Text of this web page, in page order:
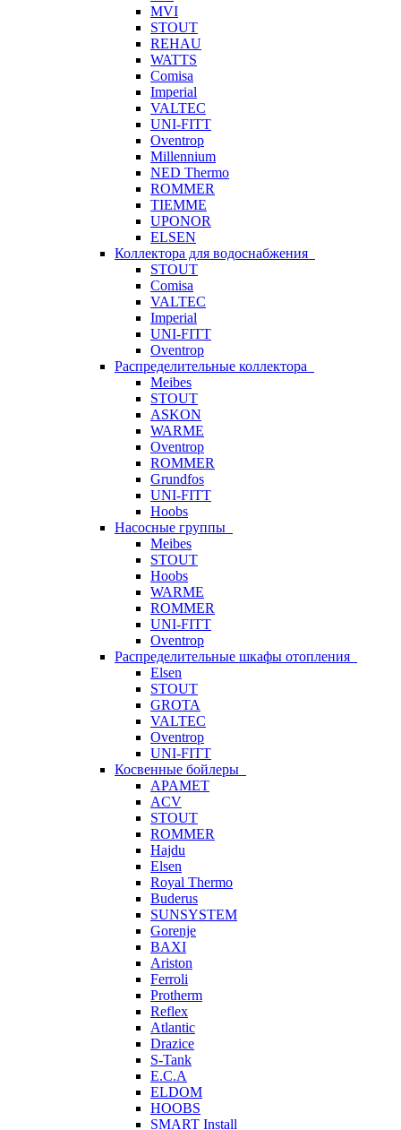
MVI
STOUT
REHAU
WATTS
Comisa
Imperial
VALTEC
UNI-FITT
Oventrop
Millennium
NED Thermo
ROMMER
TIEMME
UPONOR
ELSEN
Коллектора для водоснабжения
STOUT
Comisa
VALTEC
Imperial
UNI-FITT
Oventrop
Распределительные коллектора
Meibes
STOUT
ASKON
WARME
Oventrop
ROMMER
Grundfos
UNI-FITT
Hoobs
Насосные группы
Meibes
STOUT
Hoobs
WARME
ROMMER
UNI-FITT
Oventrop
Распределительные шкафы отопления
Elsen
STOUT
GROTA
VALTEC
Oventrop
UNI-FITT
Косвенные бойлеры
APAMET
ACV
STOUT
ROMMER
Hajdu
Elsen
Royal Thermo
Buderus
SUNSYSTEM
Gorenje
BAXI
Ariston
Ferroli
Protherm
Reflex
Atlantic
Drazice
S-Tank
E.C.A
ELDOM
HOOBS
SMART Install